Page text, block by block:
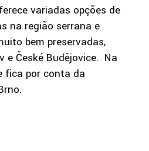
variadas opções de
na região serrana e
bem preservadas,
e České Budějovice. Na
fica por conta da